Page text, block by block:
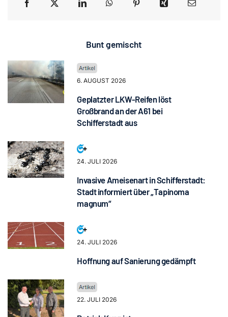
Bunt gemischt
6. AUGUST 2026
Geplatzter LKW-Reifen löst
Großbrand an der A61 bei
Schifferstadt aus
24. JULI 2026
Invasive Ameisenart in Schifferstadt:
Stadt informiert über „Tapinoma
magnum“
24. JULI 2026
Hoffnung auf Sanierung gedämpft
22. JULI 2026